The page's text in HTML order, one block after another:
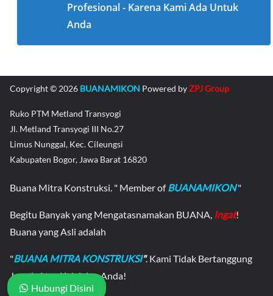
Profesional - Karena Kami Ada Untuk
Anda
Copyright © 2026 BUANAMIKON Powered byZPJ Group
Ruko PTM Metland Transyogi
Jl. Metland Transyogi III No.27
Limus Nunggal, Kec. Cileungsi
Kabupaten Bogor, Jawa Barat 16820
Buana Mitra Konstruksi. " Member ofBUANAMIKON"
Begitu Banyak yang Mengatasnamakan BUANA, Ingat!
Buana yang Asli adalah
"BUANA MITRA KONSTRUKSI". Kami Tidak Bertanggung
Jawab Atas Kelalaian Anda!
Hubungi Disini